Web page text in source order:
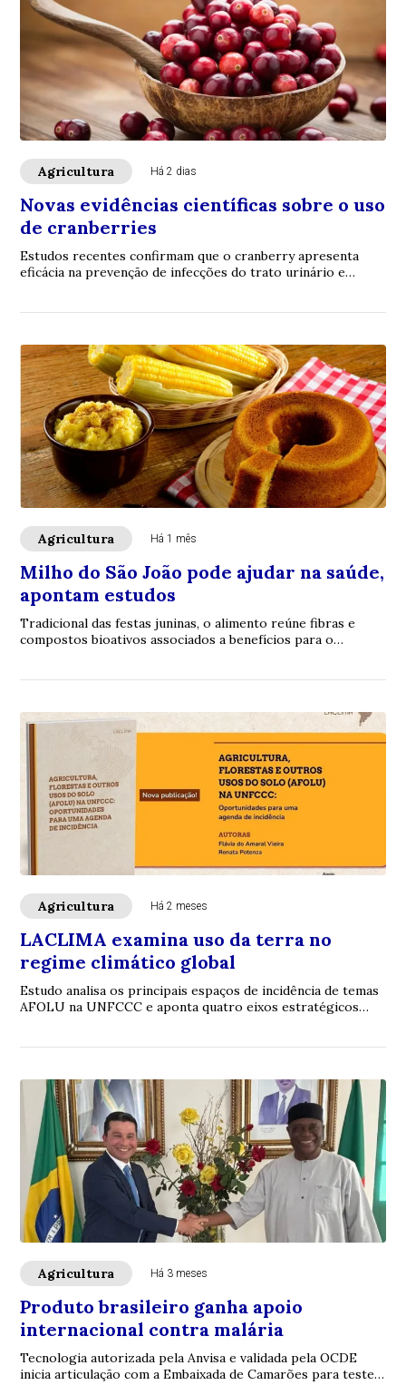
Agricultura Há 2 dias
Novas evidências científicas sobre o uso
de cranberries
Estudos recentes confirmam que o cranberry apresenta
eficácia na prevenção de infecções do trato urinário e
Agricultura Há 1 mês
Milho do São João pode ajudar na saúde,
apontam estudos
Tradicional das festas juninas, o alimento reúne fibras e
compostos bioativos associados a benefícios para o
Agricultura Há 2 meses
LACLIMA examina uso da terra no
regime climático global
Estudo analisa os principais espaços de incidência de temas
AFOLU na UNFCCC e aponta quatro eixos estratégicos
Agricultura Há 3 meses
Produto brasileiro ganha apoio
internacional contra malária
Tecnologia autorizada pela Anvisa e validada pela OCDE
inicia articulação com a Embaixada de Camarões para testes